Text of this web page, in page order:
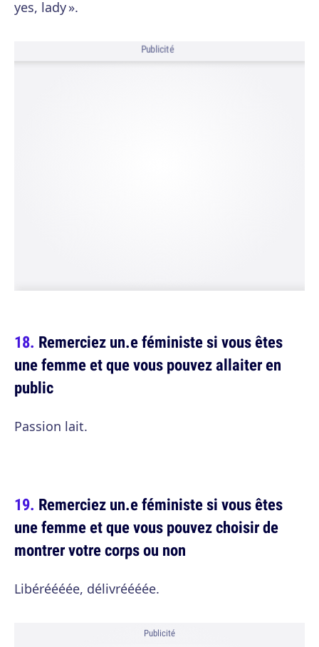
yes, lady ».
Publicité
Remerciez un.e féministe si vous êtes
une femme et que vous pouvez allaiter en
public
Passion lait.
Remerciez un.e féministe si vous êtes
une femme et que vous pouvez choisir de
montrer votre corps ou non
Libéréééée, délivréééée.
Publicité